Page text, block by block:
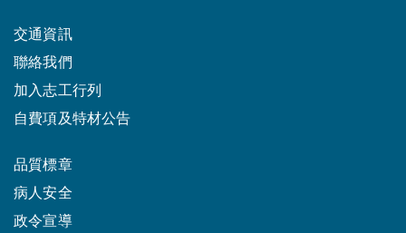
交通資訊
聯絡我們
加入志工行列
自費項及特材公告
品質標章
病人安全
政令宣導